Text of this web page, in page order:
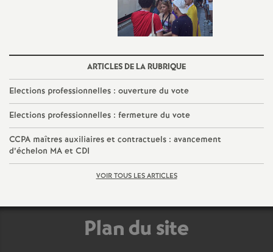
s
E
n
s
e
ARTICLES DE LA RUBRIQUE
Elections professionnelles : ouverture du vote
Elections professionnelles : fermeture du vote
CCPA maîtres auxiliaires et contractuels : avancement
d’échelon MA et CDI
VOIR TOUS LES ARTICLES
Plan du site